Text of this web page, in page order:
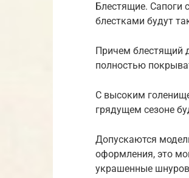
Блестящие. Сапоги
блестками будут
Причем блестящий
полностью
С высоким
грядущем сезоне
Допускаются
оформления, это
украшенные